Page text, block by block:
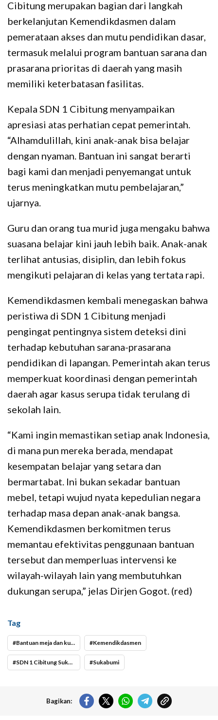
Cibitung merupakan bagian dari langkah
berkelanjutan Kemendikdasmen dalam
pemerataan akses dan mutu pendidikan dasar,
termasuk melalui program bantuan sarana dan
prasarana prioritas di daerah yang masih
memiliki keterbatasan fasilitas.
Kepala SDN 1 Cibitung menyampaikan
apresiasi atas perhatian cepat pemerintah.
“Alhamdulillah, kini anak-anak bisa belajar
dengan nyaman. Bantuan ini sangat berarti
bagi kami dan menjadi penyemangat untuk
terus meningkatkan mutu pembelajaran,”
ujarnya.
Guru dan orang tua murid juga mengaku bahwa
suasana belajar kini jauh lebih baik. Anak-anak
terlihat antusias, disiplin, dan lebih fokus
mengikuti pelajaran di kelas yang tertata rapi.
Kemendikdasmen kembali menegaskan bahwa
peristiwa di SDN 1 Cibitung menjadi
pengingat pentingnya sistem deteksi dini
terhadap kebutuhan sarana-prasarana
pendidikan di lapangan. Pemerintah akan terus
memperkuat koordinasi dengan pemerintah
daerah agar kasus serupa tidak terulang di
sekolah lain.
“Kami ingin memastikan setiap anak Indonesia,
di mana pun mereka berada, mendapat
kesempatan belajar yang setara dan
bermartabat. Ini bukan sekadar bantuan
mebel, tetapi wujud nyata kepedulian negara
terhadap masa depan anak-anak bangsa.
Kemendikdasmen berkomitmen terus
memantau efektivitas penggunaan bantuan
tersebut dan memperluas intervensi ke
wilayah-wilayah lain yang membutuhkan
dukungan serupa,” jelas Dirjen Gogot. (red)
Tag
Bantuan meja dan kursi SDN 1 Cibitung Sukabumi Kemendikdasmen
SDN 1 Cibitung Sukabumi Kini Punya Meja dan Kursi Baru SDN 1 Cibitung Sukabumi Sukabumi
Bagikan: